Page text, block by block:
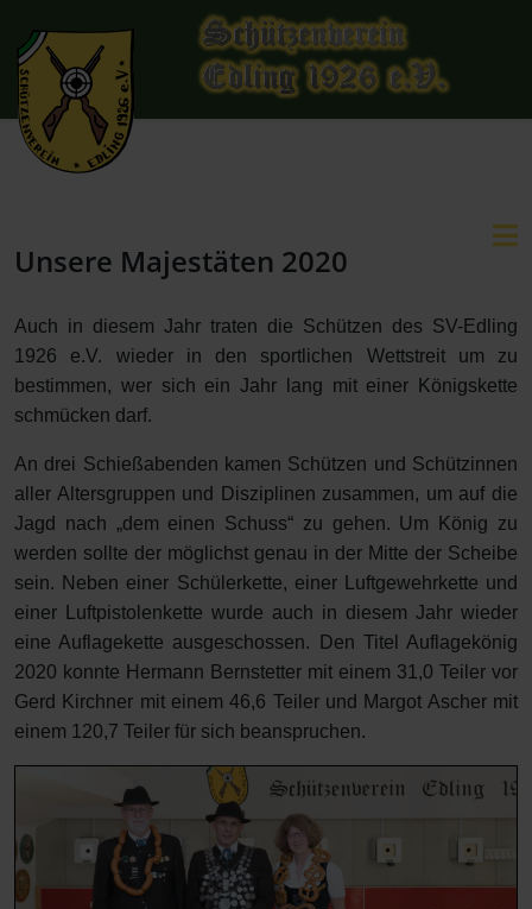
Unsere Majestäten 2020
Auch in diesem Jahr traten die Schützen des SV-Edling
1926 e.V. wieder in den sportlichen Wettstreit um zu
bestimmen, wer sich ein Jahr lang mit einer Königskette
schmücken darf.
An drei Schießabenden kamen Schützen und Schützinnen
aller Altersgruppen und Disziplinen zusammen, um auf die
Jagd nach „dem einen Schuss“ zu gehen. Um König zu
werden sollte der möglichst genau in der Mitte der Scheibe
sein. Neben einer Schülerkette, einer Luftgewehrkette und
einer Luftpistolenkette wurde auch in diesem Jahr wieder
eine Auflagekette ausgeschossen. Den Titel Auflagekönig
2020 konnte Hermann Bernstetter mit einem 31,0 Teiler vor
Gerd Kirchner mit einem 46,6 Teiler und Margot Ascher mit
einem 120,7 Teiler für sich beanspruchen.